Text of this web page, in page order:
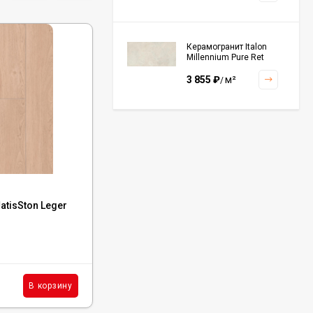
Leger
В корзину
Керамогранит Italon
Millennium Pure Ret
3 855 ₽/м²